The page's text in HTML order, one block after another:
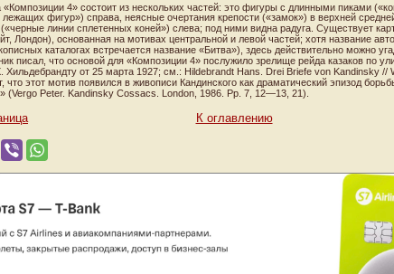
«Композиции 4» состоит из нескольких частей: это фигуры с длинными пиками
фигур») справа, неясные очертания крепости («замок») в верхней
(«черные линии сплетенных коней») слева; под ними видна радуга. Существует
Лондон), основанная на мотивах центральной и левой частей; хотя название
каталогах встречается название «Битва»), здесь действительно можно
писал, что основой для «Композиции 4» послужило зрелище рейда казаков по
Хильдебрандту от 25 марта 1927; см.: Hildebrandt Hans. Drei Briefe von Kandinsky
что этот мотив появился в живописи Кандинского как драматический эпизод
(Vergo Peter. Kandinsky Cossacs. London, 1986. Pp. 7, 12—13, 21).
К оглавлению